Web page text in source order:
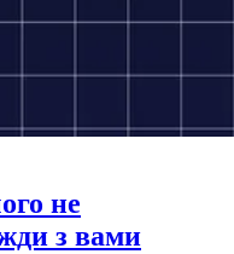
не
з вами